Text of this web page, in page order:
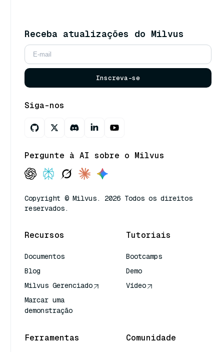
Receba atualizações do Milvus
Inscreva-se
Siga-nos
Pergunte à AI sobre o Milvus
Copyright © Milvus. 2026 Todos os direitos
reservados.
Recursos
Documentos
Blog
Milvus Gerenciado
Marcar uma
demonstração
Tutoriais
Bootcamps
Demo
Vídeo
Ferramentas Comunidade